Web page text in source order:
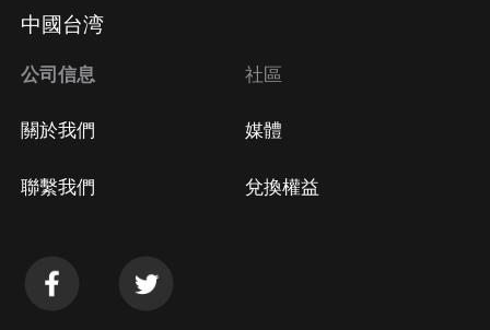
中國台湾
公司信息
關於我們
聯繫我們
社區
媒體
兌換權益